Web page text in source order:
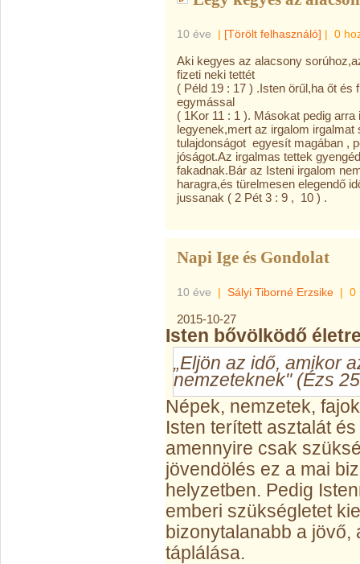
10 éve | [Törölt felhasználó] | 0
Aki kegyes az alacsony
fizeti neki tettét
( Péld 19 : 17 ) .Isten örűl,ha őt
egymással
( 1Kor 11 : 1 ). Másokat pedig
legyenek,mert az irgalom
tulajdonságot egyesít magában ,
jóságot.Az irgalmas tettek
fakadnak.Bár az Isteni irgalom
haragra,és türelmesen elegendő
jussanak ( 2 Pét 3 : 9 , 10 ) .
Napi Ige és Gondolat
10 éve | Sályi Tiborné Erzsike | 0
2015-10-27
Isten bővölködő
„Eljön az idő, amikor
nemzeteknek" (Ézs
Népek, nemzetek,
Isten terített asztalát
amennyire csak
jövendölés ez a mai
helyzetben. Pedig
emberi szükségletet
bizonytalanabb a jövő,
táplálása.